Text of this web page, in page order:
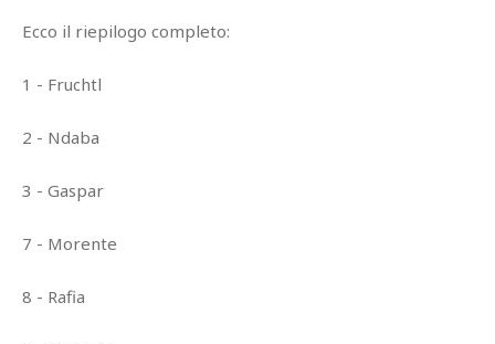
Ecco il riepilogo completo:
1 - Fruchtl
2 - Ndaba
3 - Gaspar
7 - Morente
8 - Rafia